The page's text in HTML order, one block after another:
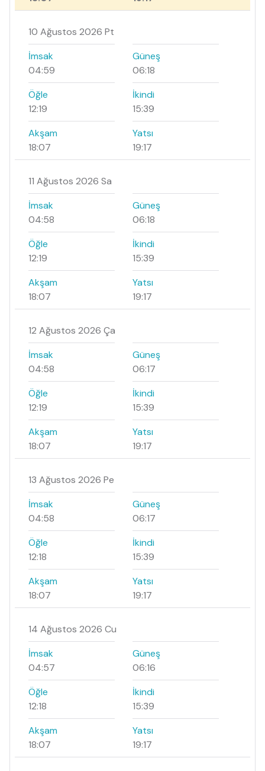
10 Ağustos 2026 Pt
İmsak
04:59
Güneş
06:18
Öğle
12:19
İkindi
15:39
Akşam
18:07
Yatsı
19:17
11 Ağustos 2026 Sa
İmsak
04:58
Güneş
06:18
Öğle
12:19
İkindi
15:39
Akşam
18:07
Yatsı
19:17
12 Ağustos 2026 Ça
İmsak
04:58
Güneş
06:17
Öğle
12:19
İkindi
15:39
Akşam
18:07
Yatsı
19:17
13 Ağustos 2026 Pe
İmsak
04:58
Güneş
06:17
Öğle
12:18
İkindi
15:39
Akşam
18:07
Yatsı
19:17
14 Ağustos 2026 Cu
İmsak
04:57
Güneş
06:16
Öğle
12:18
İkindi
15:39
Akşam
18:07
Yatsı
19:17